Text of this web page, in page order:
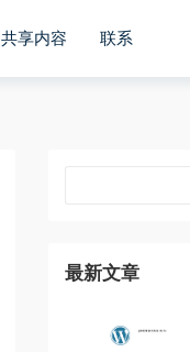
共享内容 联系
最新文章